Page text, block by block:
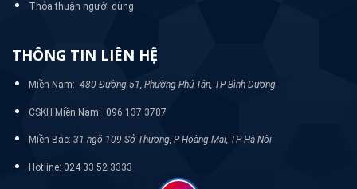
Thỏa thuận người dùng
THÔNG TIN LIÊN HỆ
Miền Nam: 480 Đường 51, Phường Phú Tân, TP Bình Dương
CSKH Miền Nam: 096 137 3787
Miền Bắc: 31 ngõ 109 Sở Thượng, P Hoàng Mai, TP Hà Nội
Hotline: 024 33 52 3333